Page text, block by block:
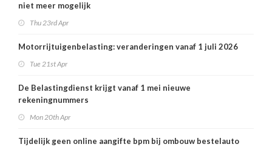
niet meer mogelijk
Thu 23rd Apr
Motorrijtuigenbelasting: veranderingen vanaf 1 juli 2026
Tue 21st Apr
De Belastingdienst krijgt vanaf 1 mei nieuwe
rekeningnummers
Mon 20th Apr
Tijdelijk geen online aangifte bpm bij ombouw bestelauto